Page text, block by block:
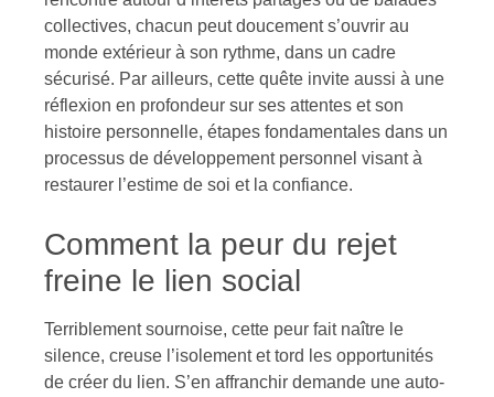
collectives, chacun peut doucement s’ouvrir au
monde extérieur à son rythme, dans un cadre
sécurisé. Par ailleurs, cette quête invite aussi à une
réflexion en profondeur sur ses attentes et son
histoire personnelle, étapes fondamentales dans un
processus de développement personnel visant à
restaurer l’estime de soi et la confiance.
Comment la peur du rejet
freine le lien social
Terriblement sournoise, cette peur fait naître le
silence, creuse l’isolement et tord les opportunités
de créer du lien. S’en affranchir demande une auto-